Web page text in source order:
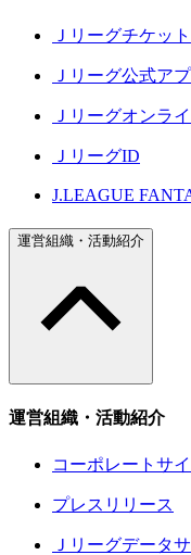
Ｊリーグチケット
Ｊリーグ公式ア
Ｊリーグオンラ
ＪリーグID
J.LEAGUE
運営組織・活動紹介
運営組織・活動紹介
コーポレートサイ
プレスリリース
Ｊリーグデータ